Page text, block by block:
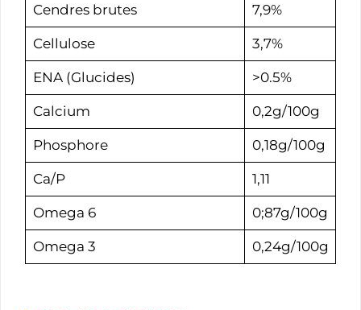
Cendres brutes 7,9%
Cellulose 3,7%
ENA (Glucides) >0.5%
Calcium 0,2g/100g
Phosphore 0,18g/100g
Ca/P 1,11
Omega 6 0;87g/100g
Omega 3 0,24g/100g